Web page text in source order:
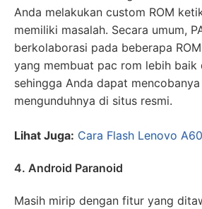
Anda melakukan custom ROM
memiliki masalah. Secara umum,
berkolaborasi pada beberapa
yang membuat pac rom lebih baik
sehingga Anda dapat
mengunduhnya di situs resmi.
Lihat Juga: Cara Flash Lenovo
4. Android Paranoid
Masih mirip dengan fitur yang